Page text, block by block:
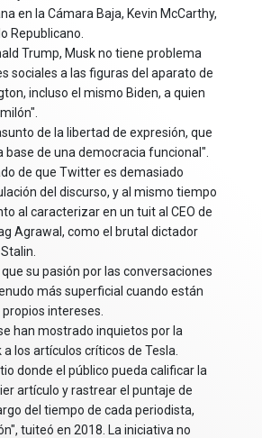
en la Cámara Baja, Kevin McCarthy,
Republicano.
Trump, Musk no tiene problema
sociales a las figuras del aparato de
incluso el mismo Biden, a quien
de la libertad de expresión, que
base de una democracia funcional".
de que Twitter es demasiado
del discurso, y al mismo tiempo
al caracterizar en un tuit al CEO de
Agrawal, como el brutal dictador
su pasión por las conversaciones
más superficial cuando están
intereses.
han mostrado inquietos por la
los artículos críticos de Tesla.
donde el público pueda calificar la
artículo y rastrear el puntaje de
del tiempo de cada periodista,
tuiteó en 2018. La iniciativa no